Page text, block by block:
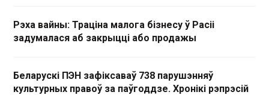
Рэха вайны: Траціна малога бізнесу ў Расіі
задумалася аб закрыцці або продажы
Беларускі ПЭН зафіксаваў 738 парушэнняў
культурных правоў за паўгоддзе. Хронікі рэпрэсій